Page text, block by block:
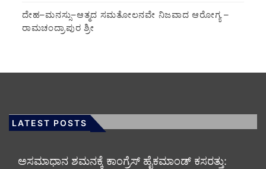
ದೇಹ–ಮನಸ್ಸು–ಆತ್ಮದ ಸಮತೋಲನವೇ ನಿಜವಾದ ಆರೋಗ್ಯ –
ರಾಮಚಂದ್ರಾಪುರ ಶ್ರೀ
LATEST POSTS
ಅಸಮಾಧಾನ ಶಮನಕ್ಕೆ ಕಾಂಗ್ರೆಸ್ ಹೈಕಮಾಂಡ್ ಕಸರತ್ತು: